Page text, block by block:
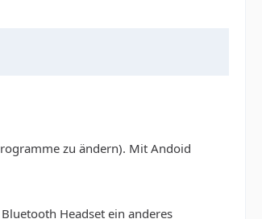
zu ändern). Mit Andoid
Headset ein anderes